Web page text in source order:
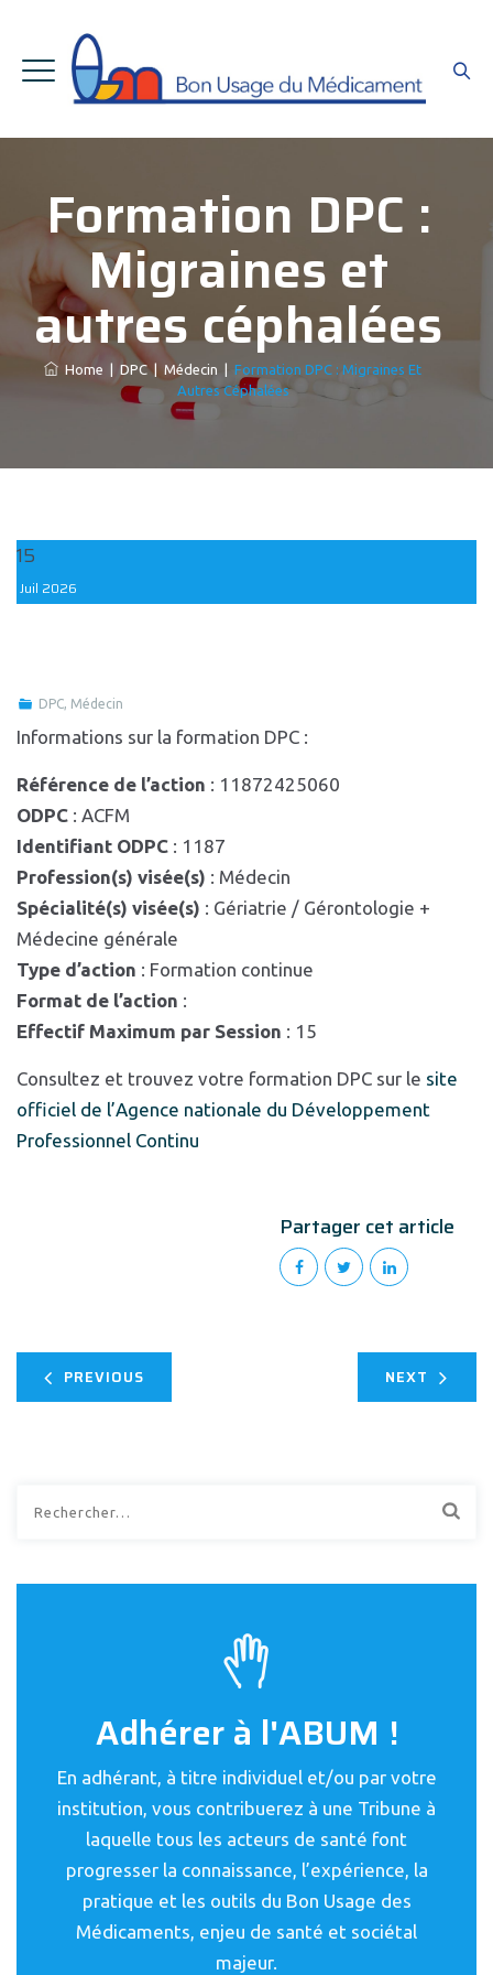
Formation DPC :
Migraines et
autres céphalées
Home DPC| Médecin
Formation DPC : Migraines Et
Autres Céphalées
15
Juil 2026
DPC, Médecin
Informations sur la formation DPC :
Référence de l’action : 11872425060
ODPC : ACFM
Identifiant ODPC : 1187
Profession(s) visée(s) : Médecin
Spécialité(s) visée(s) : Gériatrie / Gérontologie +
Médecine générale
Type d’action : Formation continue
Format de l’action :
Effectif Maximum par Session : 15
Consultez et trouvez votre formation DPC sur le site
officiel de l’Agence nationale du Développement
Professionnel Continu
Partager cet article
PREVIOUS NEXT
Adhérer à l'ABUM !
En adhérant, à titre individuel et/ou par votre
institution, vous contribuerez à une Tribune à
laquelle tous les acteurs de santé font
progresser la connaissance, l’expérience, la
pratique et les outils du Bon Usage des
Médicaments, enjeu de santé et sociétal
majeur.